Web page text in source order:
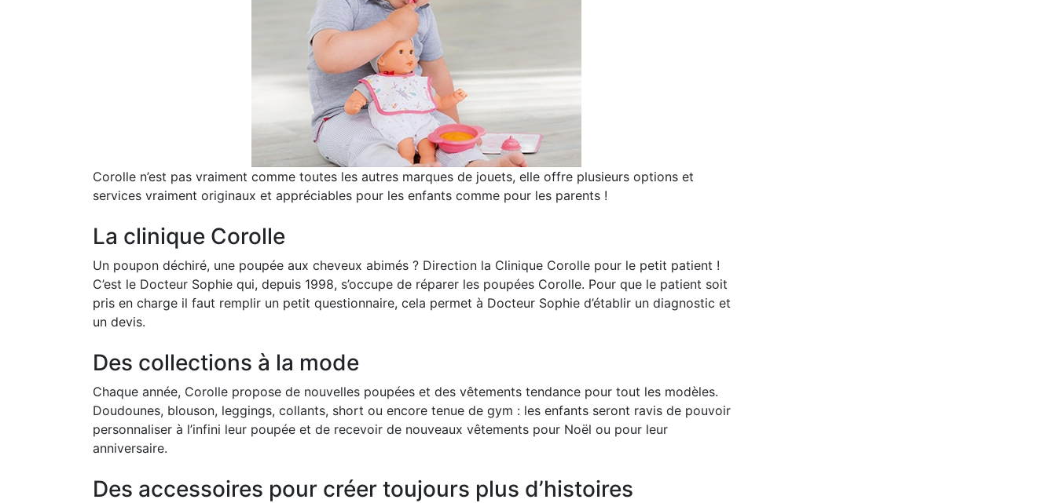
Corolle n’est pas vraiment comme toutes les autres marques de jouets, elle offre plusieurs options et
services vraiment originaux et appréciables pour les enfants comme pour les parents !
La clinique Corolle
Un poupon déchiré, une poupée aux cheveux abimés ? Direction la Clinique Corolle pour le petit patient !
C’est le Docteur Sophie qui, depuis 1998, s’occupe de réparer les poupées Corolle. Pour que le patient soit
pris en charge il faut remplir un petit questionnaire, cela permet à Docteur Sophie d’établir un diagnostic et
un devis.
Des collections à la mode
Chaque année, Corolle propose de nouvelles poupées et des vêtements tendance pour tout les modèles.
Doudounes, blouson, leggings, collants, short ou encore tenue de gym : les enfants seront ravis de pouvoir
personnaliser à l’infini leur poupée et de recevoir de nouveaux vêtements pour Noël ou pour leur
anniversaire.
Des accessoires pour créer toujours plus d’histoires